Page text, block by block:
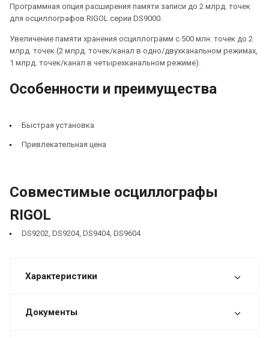
Программная опция расширения памяти записи до 2 млрд. точек
для осциллографов RIGOL серии DS9000.
Увеличение памяти хранения осциллограмм c 500 млн. точек до 2
млрд. точек (2 млрд. точек/канал в одно/двухканальном режимах,
1 млрд. точек/канал в четырехканальном режиме).
Особенности и преимущества
Быстрая установка
Привлекательная цена
Совместимые осциллографы
RIGOL
DS9202, DS9204, DS9404, DS9604
Характеристики
Документы